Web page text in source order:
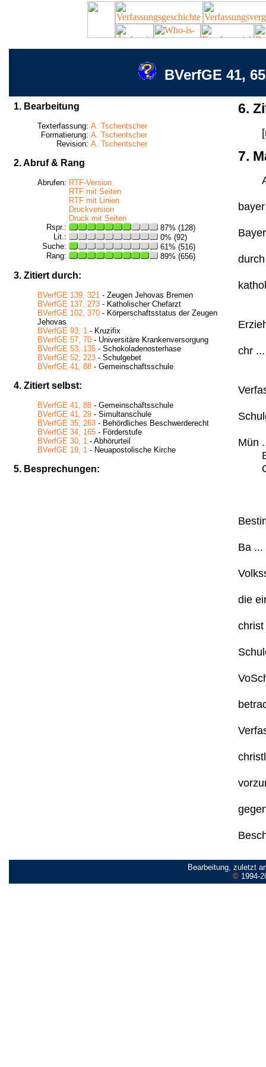
BVerfGE 41,
1. Bearbeitung
Texterfassung: A. Tschentscher
Formatierung: A. Tschentscher
Revision: A. Tschentscher
2. Abruf & Rang
Abrufen: RTF-Version
RTF mit Seiten
RTF mit Linien
Druckversion
Druck mit Seiten
Rspr.:
87% (128)
Lit.:
0% (92)
Suche:
61% (516)
Rang:
89% (656)
3. Zitiert durch:
BVerfGE 139, 321 - Zeugen Jehovas Bremen
BVerfGE 137, 273 - Katholischer Chefarzt
BVerfGE 102, 370 - Körperschaftsstatus der Zeugen
Jehovas
BVerfGE 93, 1 - Kruzifix
BVerfGE 57, 70 - Universitäre Krankenversorgung
BVerfGE 53, 135 - Schokoladenosterhase
BVerfGE 52, 223 - Schulgebet
BVerfGE 41, 88 - Gemeinschaftsschule
4. Zitiert selbst:
BVerfGE 41, 88 - Gemeinschaftsschule
BVerfGE 41, 29 - Simultanschule
BVerfGE 35, 263 - Behördliches Beschwerderecht
BVerfGE 34, 165 - Förderstufe
BVerfGE 30, 1 - Abhörurteil
BVerfGE 19, 1 - Neuapostolische Kirche
5. Besprechungen:
6.
7.
chr ...
Mün
Ba ...
die
christ
Bearbeitung, zuletzt
©1994-